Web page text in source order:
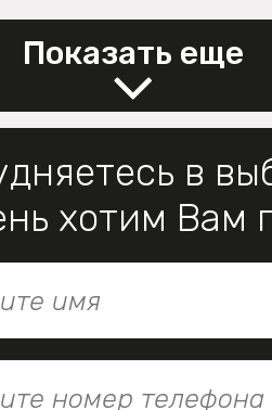
Показать еще
в
хотим Вам